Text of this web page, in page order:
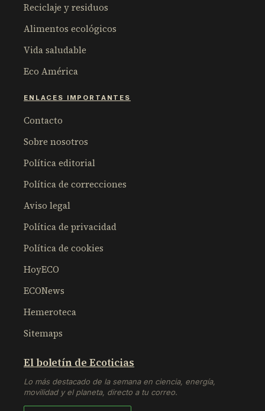
Reciclaje y residuos
Alimentos ecológicos
Vida saludable
Eco América
ENLACES IMPORTANTES
Contacto
Sobre nosotros
Política editorial
Política de correcciones
Aviso legal
Política de privacidad
Política de cookies
HoyECO
ECONews
Hemeroteca
Sitemaps
El boletín de Ecoticias
Lo más destacado de la semana en ciencia, energía,
movilidad y el planeta, directo a tu correo.